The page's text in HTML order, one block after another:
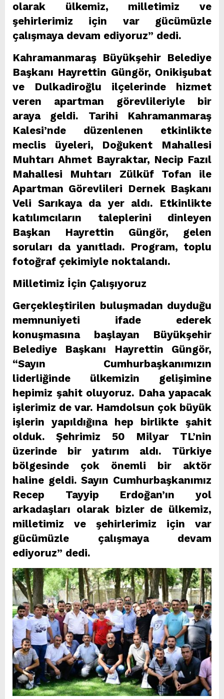
olarak ülkemiz, milletimiz ve
şehirlerimiz için var gücümüzle
çalışmaya devam ediyoruz” dedi.
Kahramanmaraş Büyükşehir Belediye
Başkanı Hayrettin Güngör, Onikişubat
ve Dulkadiroğlu ilçelerinde hizmet
veren apartman görevlileriyle bir
araya geldi. Tarihi Kahramanmaraş
Kalesi’nde düzenlenen etkinlikte
meclis üyeleri, Doğukent Mahallesi
Muhtarı Ahmet Bayraktar, Necip Fazıl
Mahallesi Muhtarı Zülküf Tofan ile
Apartman Görevlileri Dernek Başkanı
Veli Sarıkaya da yer aldı. Etkinlikte
katılımcıların taleplerini dinleyen
Başkan Hayrettin Güngör, gelen
soruları da yanıtladı. Program, toplu
fotoğraf çekimiyle noktalandı.
Milletimiz İçin Çalışıyoruz
Gerçekleştirilen buluşmadan duyduğu
memnuniyeti ifade ederek
konuşmasına başlayan Büyükşehir
Belediye Başkanı Hayrettin Güngör,
“Sayın Cumhurbaşkanımızın
liderliğinde ülkemizin gelişimine
hepimiz şahit oluyoruz. Daha yapacak
işlerimiz de var. Hamdolsun çok büyük
işlerin yapıldığına hep birlikte şahit
olduk. Şehrimiz 50 Milyar TL’nin
üzerinde bir yatırım aldı. Türkiye
bölgesinde çok önemli bir aktör
haline geldi. Sayın Cumhurbaşkanımız
Recep Tayyip Erdoğan’ın yol
arkadaşları olarak bizler de ülkemiz,
milletimiz ve şehirlerimiz için var
gücümüzle çalışmaya devam
ediyoruz” dedi.